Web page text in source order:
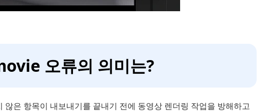
오류의 의미는?
은 항목이 내보내기를 끝내기 전에 동영상 렌더링 작업을 방해하고